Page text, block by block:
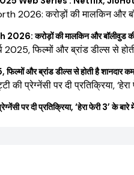
करोड़ों की मालकिन और बॉलीवुड की
और ब्रांड डील्स से होती है शानदार
पर दी प्रतिक्रिया, ‘हेरा फेरी 3’ के बारे